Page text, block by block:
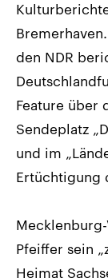
den NDR
Feature über
Sendeplatz
und im
Ertüchtigung
Pfeiffer sein
Heimat